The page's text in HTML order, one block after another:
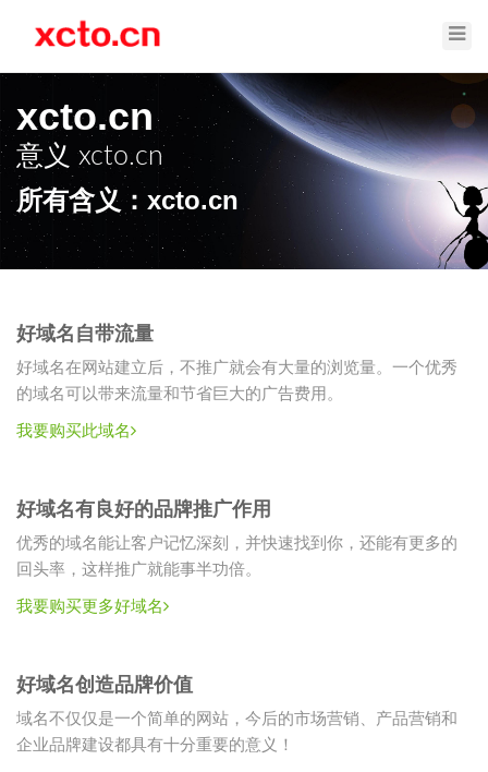
xcto.cn
意义xcto.cn
所有含义：xcto.cn
好域名自带流量
好域名在网站建立后，不推广就会有大量的浏览量。一个优秀
的域名可以带来流量和节省巨大的广告费用。
我要购买此域名
好域名有良好的品牌推广作用
优秀的域名能让客户记忆深刻，并快速找到你，还能有更多的
回头率，这样推广就能事半功倍。
我要购买更多好域名
好域名创造品牌价值
域名不仅仅是一个简单的网站，今后的市场营销、产品营销和
企业品牌建设都具有十分重要的意义！